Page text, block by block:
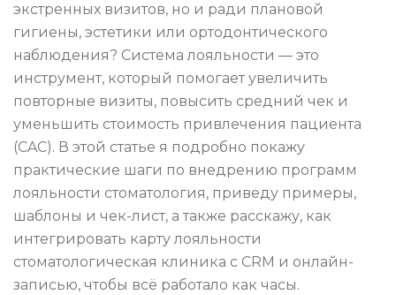
экстренных визитов, но и ради плановой
гигиены, эстетики или ортодонтического
наблюдения? Система лояльности — это
инструмент, который помогает увеличить
повторные визиты, повысить средний чек и
уменьшить стоимость привлечения пациента
(CAC). В этой статье я подробно покажу
практические шаги по внедрению программ
лояльности стоматология, приведу примеры,
шаблоны и чек-лист, а также расскажу, как
интегрировать карту лояльности
стоматологическая клиника с CRM и онлайн-
записью, чтобы всё работало как часы.